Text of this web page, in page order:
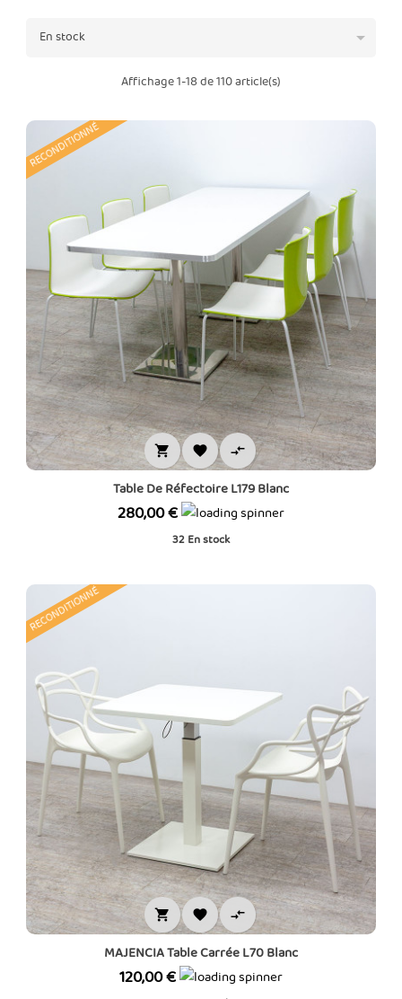
En stock 
Affichage 1-18 de 110 article(s)
RECONDITIONNÉ
  
Table De Réfectoire L179 Blanc
Prix
280,00 €
32 En stock
RECONDITIONNÉ
  
MAJENCIA Table Carrée L70 Blanc
Prix
120,00 €